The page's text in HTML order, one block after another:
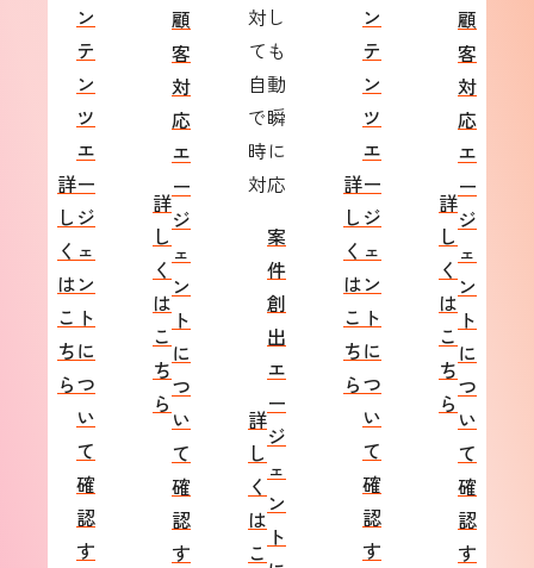
詳
し
く
は
こ
ち
ら
ン
テ
ン
ツ
エ
ー
ジ
ェ
ン
ト
に
つ
い
て
確
認
す
詳
し
く
は
こ
ち
ら
顧
客
対
応
エ
ー
ジ
ェ
ン
ト
に
つ
い
て
確
認
す
対し
ても
自動
で瞬
時に
対応
詳
し
く
は
こ
案
件
創
出
エ
ー
ジ
ェ
ン
ト
詳
し
く
は
こ
ち
ら
ン
テ
ン
ツ
エ
ー
ジ
ェ
ン
ト
に
つ
い
て
確
認
す
詳
し
く
は
こ
ち
ら
顧
客
対
応
エ
ー
ジ
ェ
ン
ト
に
つ
い
て
確
認
す